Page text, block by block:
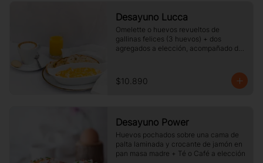
Desayuno Lucca
Omelette o huevos revueltos de
gallinas felices (3 huevos) + dos
agregados a elección, acompañado de
(125cc) y té o café a elección.
$10.890
Desayuno Power
Huevos pochados sobre una cama de
palta laminada y crocante de jamón en
pan masa madre + Té o Café a elección